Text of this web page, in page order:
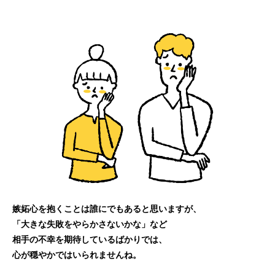
嫉妬心を抱くことは誰にでもあると思いますが、
「大きな失敗をやらかさないかな」など
相手の不幸を期待しているばかりでは、
心が穏やかではいられませんね。